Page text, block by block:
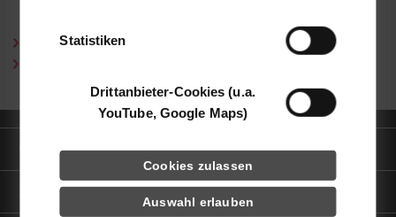
Statistiken
Drittanbieter-Cookies (u.a.
YouTube, Google Maps)
Cookies zulassen
Auswahl erlauben
Curriculum Vitae (PDF)
Quicklinks
Informationen für